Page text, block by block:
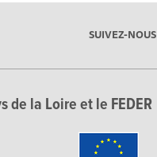
SUIVEZ-NOUS
de la Loire et le FEDER